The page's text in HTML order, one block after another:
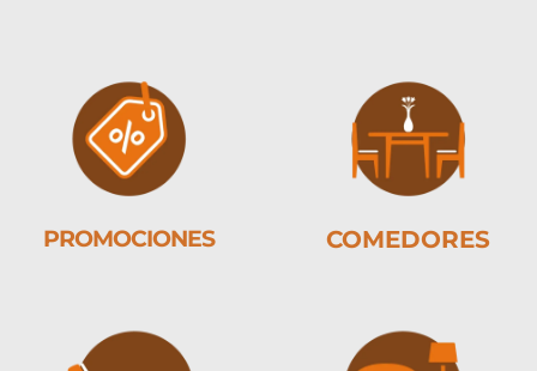
PROMOCIONES COMEDORES